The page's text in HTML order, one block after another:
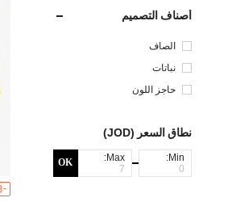
أصناف التصميم
الصاف
نباتات
حاجز اللون
نطاق السعر (JOD)
Min:
Max:
OK